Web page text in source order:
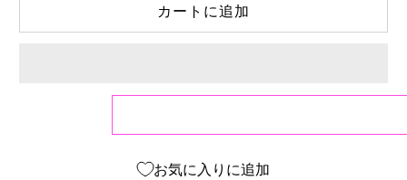
カートに追加
お気に入りに追加